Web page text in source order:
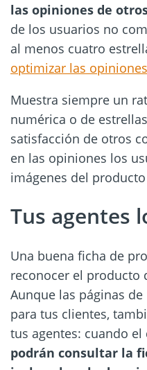
las opiniones de
de los usuarios no
al menos cuatro
optimizar las
Muestra siempre un
numérica o de
satisfacción de otros
en las opiniones los
imágenes del
Tus agentes
Una buena ficha de
reconocer el producto
Aunque las páginas
para tus clientes,
tus agentes: cuando
podrán consultar la